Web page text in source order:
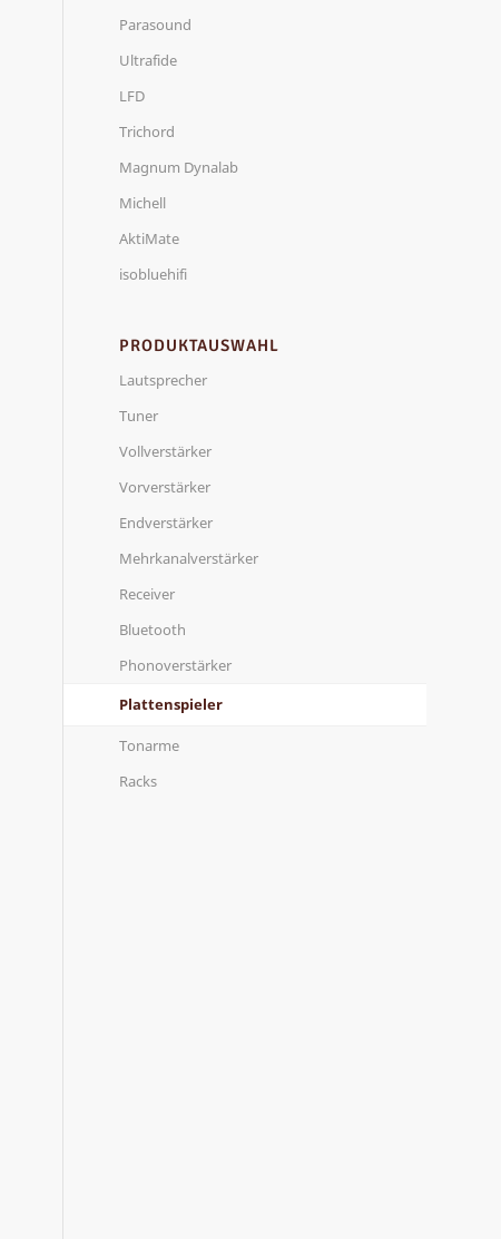
Parasound
Ultrafide
LFD
Trichord
Magnum Dynalab
Michell
AktiMate
isobluehifi
PRODUKTAUSWAHL
Lautsprecher
Tuner
Vollverstärker
Vorverstärker
Endverstärker
Mehrkanalverstärker
Receiver
Bluetooth
Phonoverstärker
Plattenspieler
Tonarme
Racks